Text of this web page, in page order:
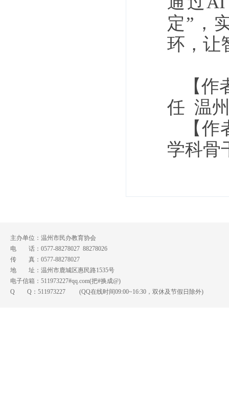
定”，
环，让
【
任 温
【
学科骨
主办单位：温州市民办教育协会
电 话：0577-88278027 88278026
传 真：0577-88278027
地 址：温州市鹿城区惠民路1535号
电子信箱：511973227#qq.com(把#换成@)
Q Q： 511973227 (QQ在线时间09:00~16:30，双休及节假日除外)